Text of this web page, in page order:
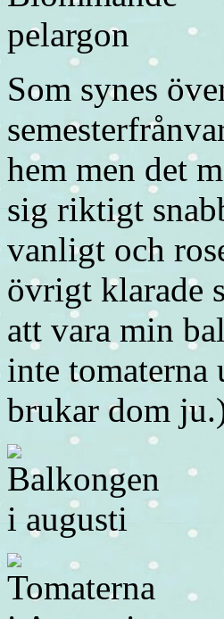
Som synes
hem men det
sig riktigt
vanligt och
övrigt klarade
att vara min
inte
brukar dom